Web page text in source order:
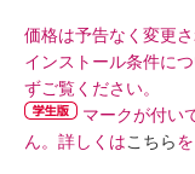
価格は予告なく変更
インストール条件に
ずご覧ください。
マークが付い
ん。詳しくはこちら